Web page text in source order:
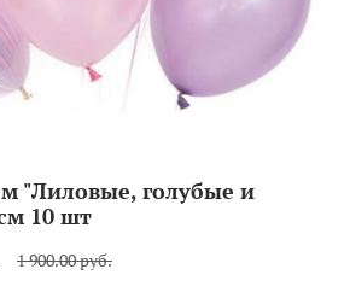
"Лиловые, голубые и
10 шт
1 900.00 руб.